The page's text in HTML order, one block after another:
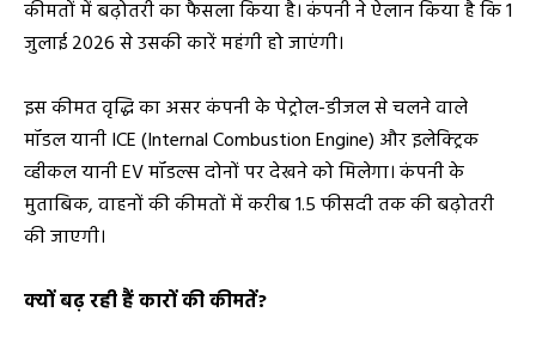
कीमतों में बढ़ोतरी का फैसला किया है। कंपनी ने ऐलान किया है कि 1
जुलाई 2026 से उसकी कारें महंगी हो जाएंगी।
इस कीमत वृद्धि का असर कंपनी के पेट्रोल-डीजल से चलने वाले
मॉडल यानी ICE (Internal Combustion Engine) और इलेक्ट्रिक
व्हीकल यानी EV मॉडल्स दोनों पर देखने को मिलेगा। कंपनी के
मुताबिक, वाहनों की कीमतों में करीब 1.5 फीसदी तक की बढ़ोतरी
की जाएगी।
क्यों बढ़ रही हैं कारों की कीमतें?